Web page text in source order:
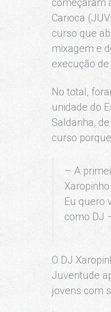
Carioca
curso que
mixagem e
execução
No total,
unidade do
Saldanha,
curso
– A
Eu quero
como DJ
O DJ
Juventude
jovens com